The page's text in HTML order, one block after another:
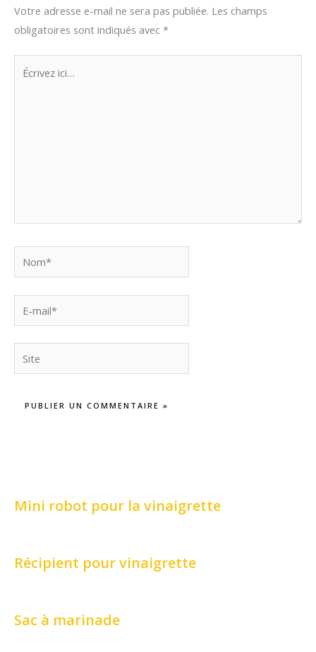
Votre adresse e-mail ne sera pas publiée. Les champs
obligatoires sont indiqués avec *
mail*
Mini robot pour la vinaigrette
Récipient pour vinaigrette
Sac à marinade